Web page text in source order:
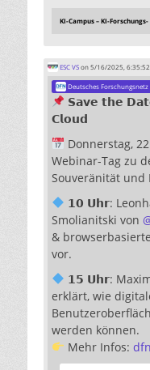
KI-Campus – KI-
ESC VSon 5/16/2025, 6:35:52
Deutsches Forschungsnetz
𝗦𝗮𝘃𝗲 𝘁𝗵𝗲
𝗖𝗹𝗼𝘂𝗱
Donnerstag,
Webinar-Tag zu
Souveränität
𝟭𝟬 𝗨𝗵𝗿:
Smolianitski von
&
vor.
𝟭𝟱 𝗨𝗵𝗿:
erklärt, wie
werden können.
Mehr Infos: